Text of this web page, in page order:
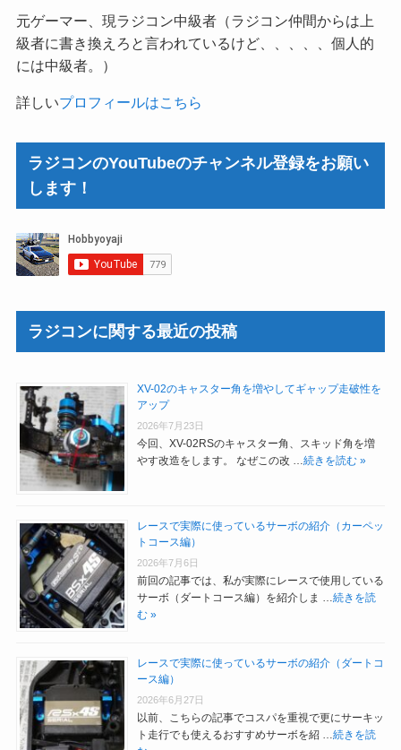
元ゲーマー、現ラジコン中級者（ラジコン仲間からは上
級者に書き換えろと言われているけど、、、、、個人的
には中級者。）
詳しいプロフィールはこちら
ラジコンのYouTubeのチャンネル登録をお願い
します！
ラジコンに関する最近の投稿
XV-02のキャスター角を増やしてギャップ走破性を
アップ
2026年7月23日
今回、XV-02RSのキャスター角、スキッド角を増
やす改造をします。 なぜこの改 …続きを読む »
レースで実際に使っているサーボの紹介（カーペッ
トコース編）
2026年7月6日
前回の記事では、私が実際にレースで使用している
サーボ（ダートコース編）を紹介しま …続きを読
む »
レースで実際に使っているサーボの紹介（ダートコ
ース編）
2026年6月27日
以前、こちらの記事でコスパを重視で更にサーキッ
ト走行でも使えるおすすめサーボを紹 …続きを読